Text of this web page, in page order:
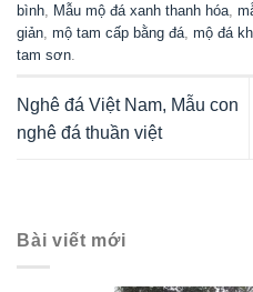
bình Mẫu mộ đá xanh thanh hóa
giản mộ tam cấp bằng đá mộ đá
tam sơn
Nghê đá Việt Nam, Mẫu con
nghê đá thuần việt
Bài viết mới